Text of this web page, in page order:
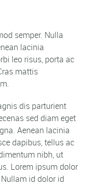
semper. Nulla
lacinia
leo risus, porta ac
mattis
dis parturient
sed diam eget
Aenean lacinia
dapibus, tellus ac
nibh, ut
Lorem ipsum dolor
id dolor id